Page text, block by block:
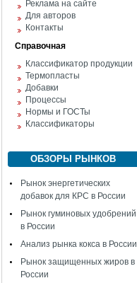
Реклама на сайте
Для авторов
Контакты
Справочная
Классификатор продукции
Термопласты
Добавки
Процессы
Нормы и ГОСТы
Классификаторы
ОБЗОРЫ РЫНКОВ
Рынок энергетических
добавок для КРС в России
Рынок гуминовых удобрений
в России
Анализ рынка кокса в России
Рынок защищенных жиров в
России